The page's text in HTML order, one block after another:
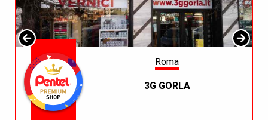
Roma
3G GORLA